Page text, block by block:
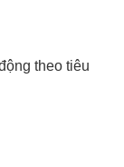
theo tiêu